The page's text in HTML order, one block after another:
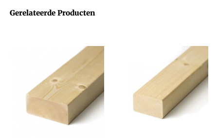
Gerelateerde Producten